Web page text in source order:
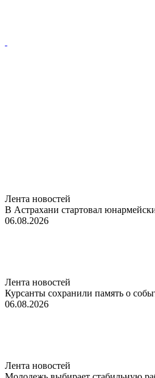
Лента новостей
В Астрахани стартовал
06.08.2026
Лента новостей
Курсанты сохранили память о
06.08.2026
Лента новостей